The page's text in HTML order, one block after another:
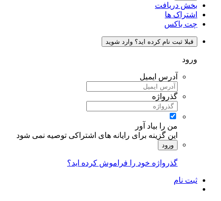
بخش دریافت
اشتراک ها
چت باکس
قبلا ثبت نام کرده اید؟ وارد شوید
ورود
آدرس ایمیل
گذرواژه
من را بیاد آور
این گزینه برای رایانه های اشتراکی توصیه نمی شود
ورود
گذرواژه خود را فراموش کرده اید؟
ثبت نام